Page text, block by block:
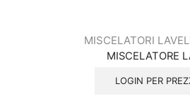
MISCELATORI
MISCELATORE
LOGIN PER